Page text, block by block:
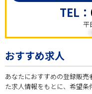
TEL：
平
おすすめ求人
あなたにおすすめの登録販
た求人情報をもとに、希望条